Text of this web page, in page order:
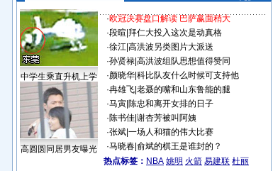
中学生乘直升机上学
高圆圆同居男友曝光
·欧冠决赛盘口解读 巴萨赢面稍大
·段暄 拜仁大投入这次是动真格
·徐江| 高洪波另类图片大派送
·孙贤禄| 高洪波组队思想值得赞同
·颜晓华| 科比队友什么时候可支持他
·冉雄飞| 老聂的嘴和山东鲁能的腿
·马寅| 陈忠和离开女排的日子
·陈书佳| 谢杏芳被叫阿姨
·张斌| 一场人和猫的伟大比赛
·马晓春| 俞斌的棋王是谁封的？
热点标签： NBA 姚明 火箭 易建联 杜丽